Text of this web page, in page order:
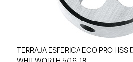
TERRAJA ESFERICA ECO PRO HSS